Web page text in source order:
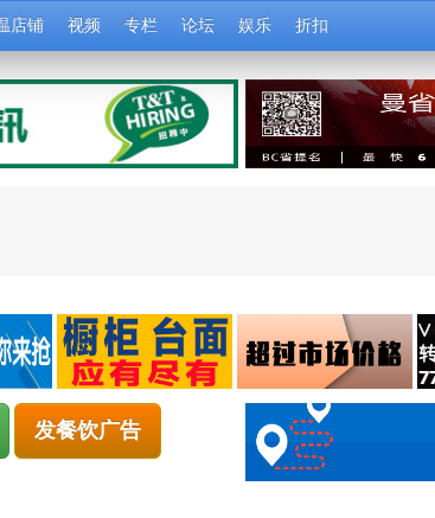
店铺 视频 专栏 论坛 娱乐 折扣
发餐饮广告